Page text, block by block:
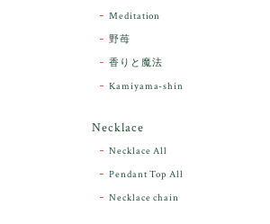
Meditation
野苺
香りと魔法
Kamiyama-shin
Necklace
Necklace All
Pendant Top All
Necklace chain